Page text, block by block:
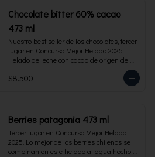
Chocolate bitter 60% cacao
473 ml
Nuestro best seller de los chocolates, tercer
lugar en Concurso Mejor Helado 2025.
Helado de leche con cacao de origen de
intensidad al 60%. Envase familiar 473 ml,
rinde 4  porciones.
$8.500
Berries patagonia 473 ml
Tercer lugar en Concurso Mejor Helado
2025. Lo mejor de los berries chilenos se
combinan en este helado al agua hecho